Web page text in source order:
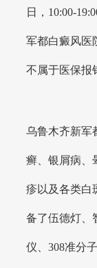
日，10:00-
军都白癜风医
不属于医保报
乌鲁木齐新军
癣、银屑病、
疹以及各类白
备了伍德灯、
仪、308准分